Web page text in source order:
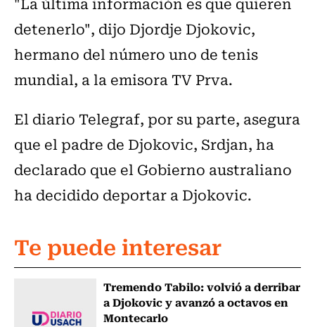
detenerlo", dijo Djordje Djokovic,
hermano del número uno de tenis
mundial, a la emisora TV Prva.
El diario Telegraf, por su parte, asegura
que el padre de Djokovic, Srdjan, ha
declarado que el Gobierno australiano
ha decidido deportar a Djokovic.
Te puede interesar
Tremendo Tabilo: volvió a derribar
a Djokovic y avanzó a octavos en
Montecarlo